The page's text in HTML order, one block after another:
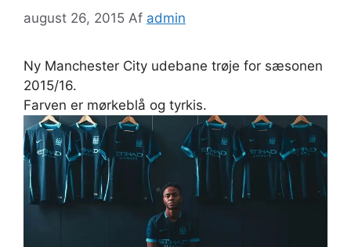
august 26, 2015 Af admin
Ny Manchester City udebane trøje for sæsonen
2015/16.
Farven er mørkeblå og tyrkis.